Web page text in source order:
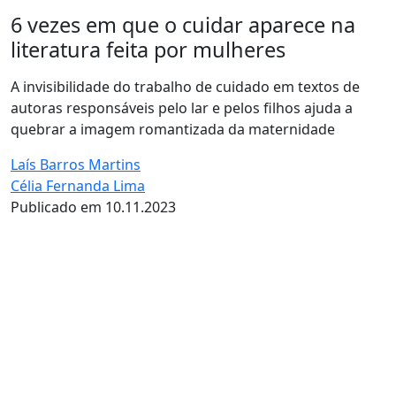
6 vezes em que o cuidar aparece na
literatura feita por mulheres
A invisibilidade do trabalho de cuidado em textos de
autoras responsáveis pelo lar e pelos filhos ajuda a
quebrar a imagem romantizada da maternidade
Laís Barros Martins
Célia Fernanda Lima
Publicado em 10.11.2023